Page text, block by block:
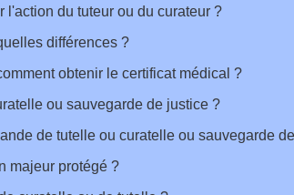
du tuteur ou du curateur ?
différences ?
obtenir le certificat médical ?
ou sauvegarde de justice ?
de tutelle ou curatelle ou sauvegarde
majeur protégé ?